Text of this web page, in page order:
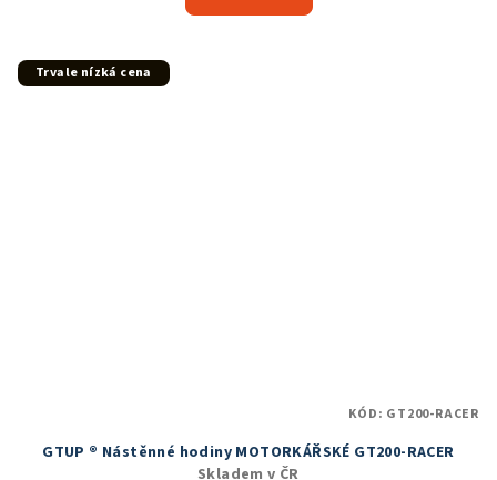
Trvale nízká cena
GTUP ® Nástěnné hodiny MOTORKÁŘSKÉ GT200-RACER
Skladem v ČR
KÓD: GT200-RACER